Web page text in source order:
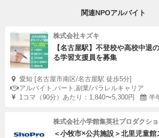
関連NPOアルバイト
株式会社キズキ
【名古屋駅】不登校や高校中退
る学習支援員を募集
愛知 [名古屋市南区/名古屋駅 徒歩5分]
アルバイト,パート,副業/パラレルキャリア
1コマ（90分）あたり：1,840〜5,300円
半
株式会社小学館集英社プロダクシ
＜小牧市×公共施設＞北里児童